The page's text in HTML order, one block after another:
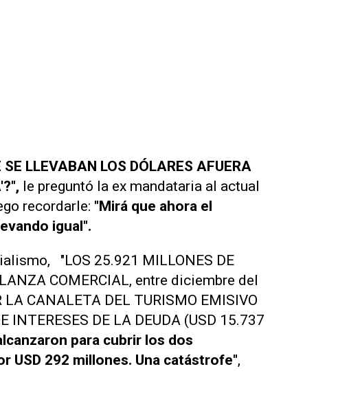
SE LLEVABAN LOS DÓLARES AFUERA
le preguntó la ex mandataria al actual
recordarle: "Mirá que ahora el
igual".
"LOS 25.921 MILLONES DE
COMERCIAL, entre diciembre del
CANALETA DEL TURISMO EMISIVO
INTERESES DE LA DEUDA (USD 15.737
para cubrir los dos
USD 292 millones. Una catástrofe",